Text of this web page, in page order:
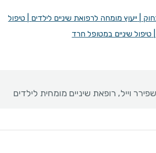
ייעוץ מומחה לרפואת שיניים לילדים
טיפול
טיפול שיניים במטופל חרד
וייל, רופאת שיניים מומחית לילדים